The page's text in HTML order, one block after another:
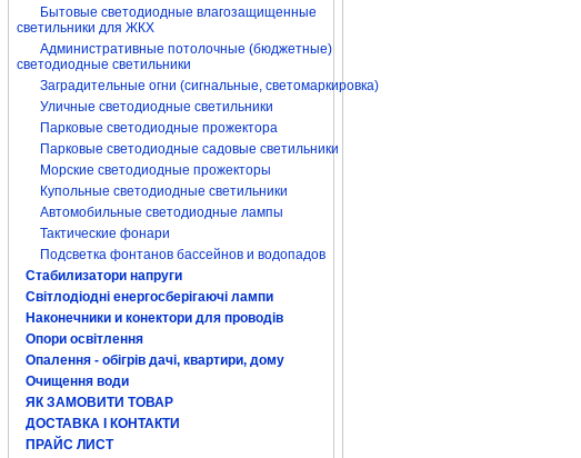
Бытовые светодиодные влагозащищенные
светильники для ЖКХ
Административные потолочные (бюджетные)
светодиодные светильники
Заградительные огни (сигнальные, светомаркировка)
Уличные светодиодные светильники
Парковые светодиодные прожектора
Парковые светодиодные садовые светильники
Морские светодиодные прожекторы
Купольные светодиодные светильники
Автомобильные светодиодные лампы
Тактические фонари
Подсветка фонтанов бассейнов и водопадов
Стабилизатори напруги
Світлодіодні енергосберігаючі лампи
Наконечники и конектори для проводів
Опори освітлення
Опалення - обігрів дачі, квартири, дому
Очищення води
ЯК ЗАМОВИТИ ТОВАР
ДОСТАВКА І КОНТАКТИ
ПРАЙС ЛИСТ